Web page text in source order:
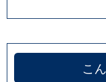
こ